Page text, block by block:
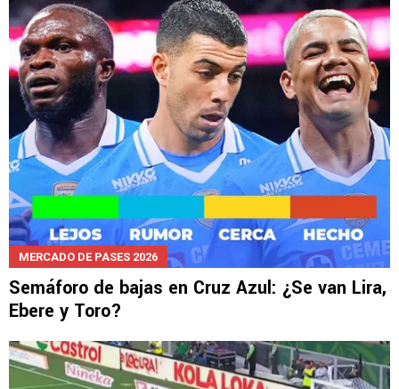
MERCADO DE PASES 2026
Semáforo de bajas en Cruz Azul: ¿Se van Lira,
Ebere y Toro?